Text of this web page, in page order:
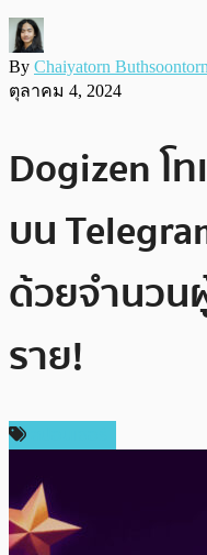
By Chaiyatorn Buthsoontorn
ตุลาคม 4, 2024
Dogizen โ
บน
ด้วยจำนวน
ราย!